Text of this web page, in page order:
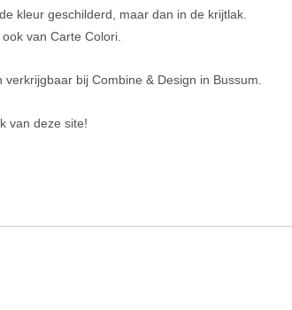
kleur geschilderd, maar dan in de krijtlak.
van Carte Colori.
bij Combine & Design in Bussum.
van deze site!